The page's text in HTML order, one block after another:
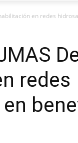
en redes
redes